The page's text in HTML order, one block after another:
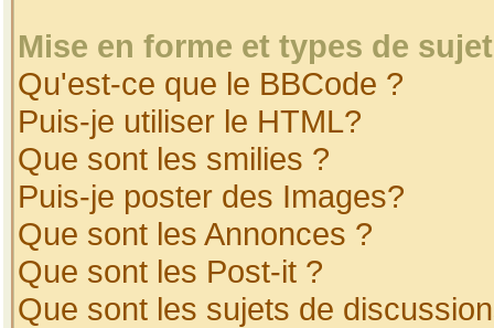
Mise en forme et types de
Qu'est-ce que le BBCode ?
Puis-je utiliser le HTML?
Que sont les smilies ?
Puis-je poster des Images?
Que sont les Annonces ?
Que sont les Post-it ?
Que sont les sujets de